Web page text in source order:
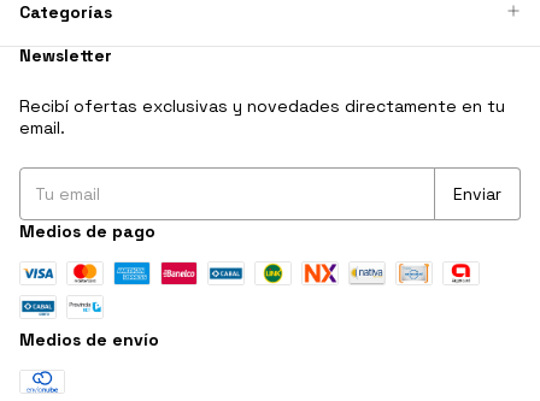
Categorías
Newsletter
Recibí ofertas exclusivas y novedades directamente en tu
email.
Medios de pago
Medios de envío